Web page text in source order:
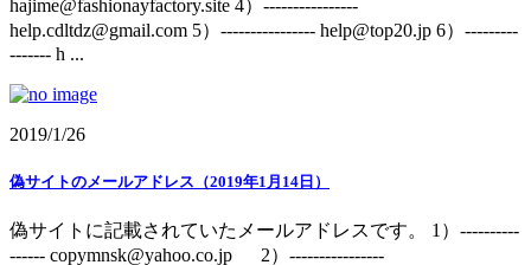
hajime@fashionayfactory.site 4）----------------
help.cdltdz@gmail.com 5）---------------- help@top20.jp 6）---------
------- h ...
2019/1/26
偽サイトのメールアドレス（2019年1月14日）
偽サイトに記載されていたメールアドレスです。 1）----------
------ copymnsk@yahoo.co.jp 2）----------------